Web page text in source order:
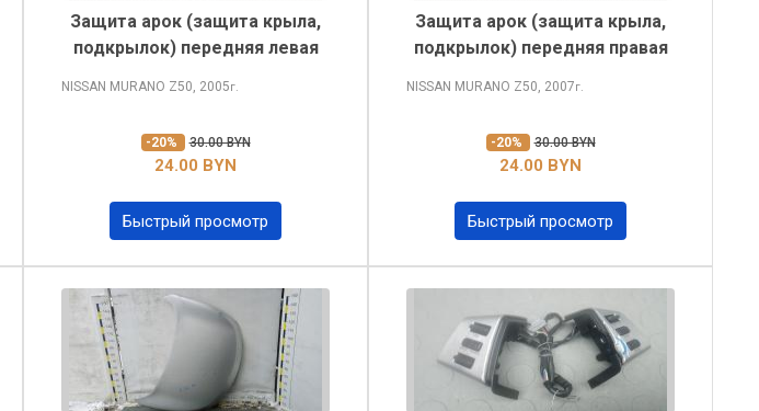
Защита арок (защита крыла,
подкрылок) передняя левая
NISSAN MURANO Z50, 2005г.
-20% 30.00 BYN
24.00 BYN
Быстрый просмотр
Защита арок (защита крыла,
подкрылок) передняя правая
NISSAN MURANO Z50, 2007г.
-20% 30.00 BYN
24.00 BYN
Быстрый просмотр